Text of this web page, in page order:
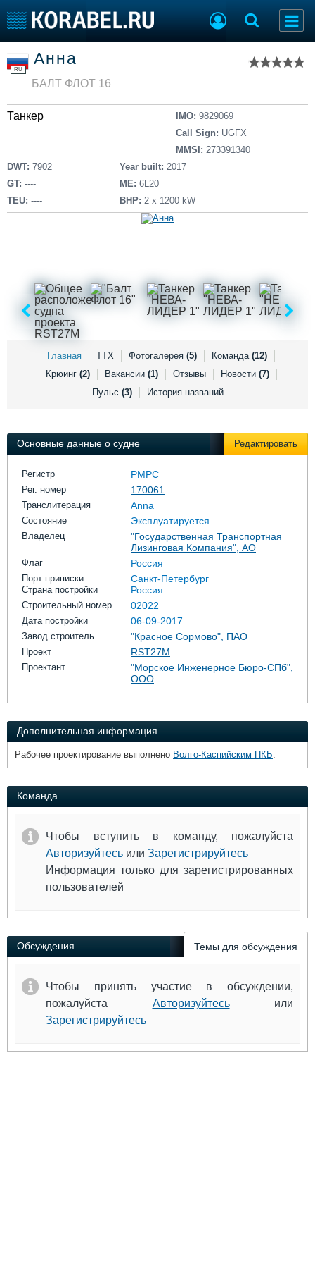
Тип судна
Добавить судно
Добавить проект
Судостроение
Работа
Материалы
Услуги
Конференции
Выставки и семинары
Личности
Словарь
Флот
Галерея флота
Отзывы
Все службы
RU
Анна
БАЛТ ФЛОТ 16
Танкер IMO: 9829069
Call Sign: UGFХ
MMSI: 273391340
DWT: 7902
GT: ----
TEU: ----
Year built: 2017
ME: 6L20
BHP: 2 x 1200 kW
Главная ТТХ Фотогалерея (5) Команда (12)
Крюинг (2) Вакансии (1) Отзывы Новости (7)
Пульс (3) История названий
Основные данные о судне Редактировать
Регистр РМРС
Рег. номер 170061
Транслитерация Anna
Состояние Эксплуатируется
Владелец
"Государственная Транспортная
Лизинговая Компания", АО
Флаг Россия
Порт приписки Санкт-Петербург
Страна постройки Россия
Строительный номер 02022
Дата постройки 06-09-2017
Завод строитель "Красное Сормово", ПАО
Проект RST27M
Проектант
"Морское Инженерное Бюро-СПб",
ООО
Дополнительная информация
Рабочее проектирование выполнено Волго-Каспийским ПКБ.
Команда
Чтобы вступить в команду, пожалуйста
Авторизуйтесь или Зарегистрируйтесь
Информация только для зарегистрированных
пользователей
Обсуждения Темы для обсуждения
Чтобы принять участие в обсуждении,
пожалуйста Авторизуйтесьили
Зарегистрируйтесь